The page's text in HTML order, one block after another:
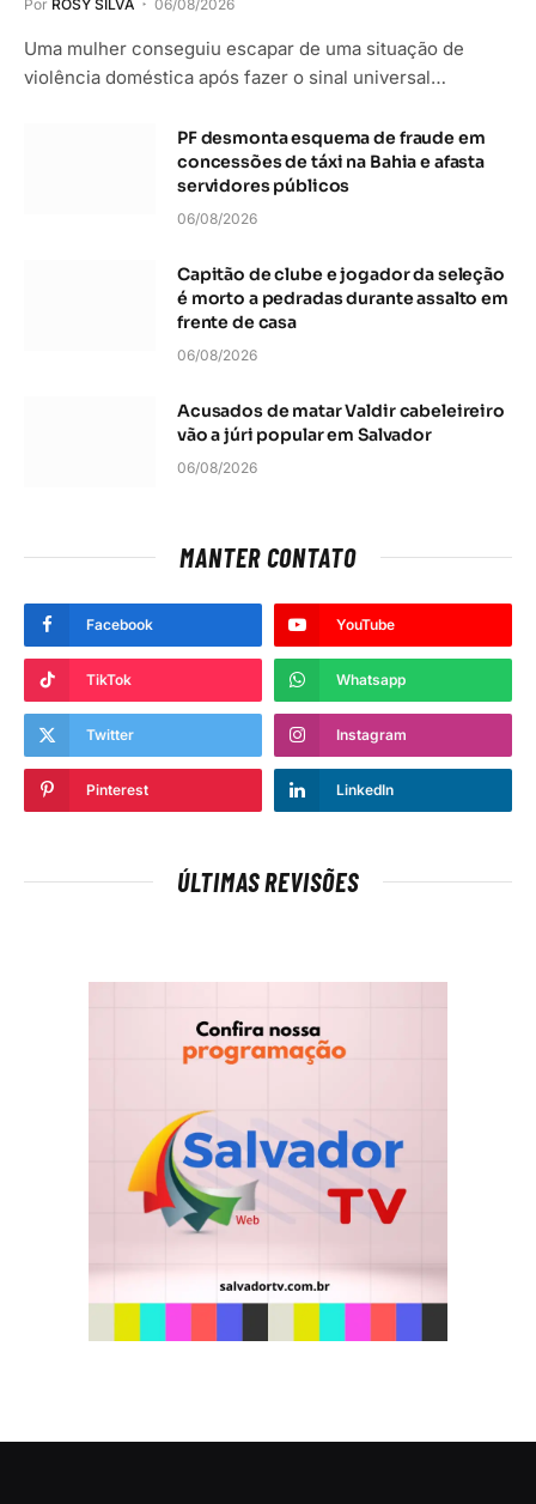
Por ROSY SILVA 06/08/2026
Uma mulher conseguiu escapar de uma situação de
violência doméstica após fazer o sinal universal…
PF desmonta esquema de fraude em
concessões de táxi na Bahia e afasta
servidores públicos
06/08/2026
Capitão de clube e jogador da seleção
é morto a pedradas durante assalto em
frente de casa
06/08/2026
Acusados de matar Valdir cabeleireiro
vão a júri popular em Salvador
06/08/2026
MANTER CONTATO
Facebook YouTube
TikTok Whatsapp
Twitter Instagram
Pinterest LinkedIn
ÚLTIMAS REVISÕES